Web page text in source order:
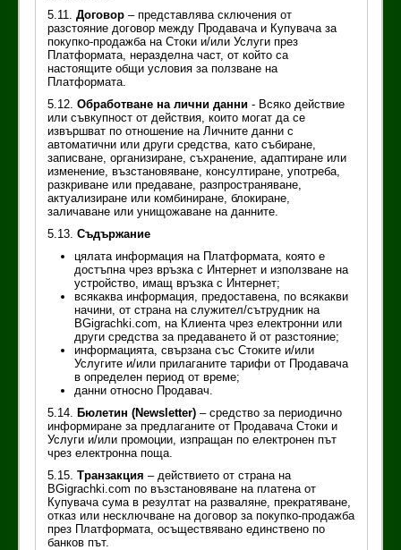
5.11.Договор – представлява сключения от
разстояние договор между Продавача и Купувача за
покупко-продажба на Стоки и/или Услуги през
Платформата, неразделна част, от който са
настоящите общи условия за ползване на
Платформата.
5.12.Обработване на лични данни - Всяко действие
или съвкупност от действия, които могат да се
извършват по отношение на Личните данни с
автоматични или други средства, като събиране,
записване, организиране, съхранение, адаптиране или
изменение, възстановяване, консултиране, употреба,
разкриване или предаване, разпространяване,
актуализиране или комбиниране, блокиране,
заличаване или унищожаване на данните.
5.13.Съдържание
цялата информация на Платформата, която е
достъпна чрез връзка с Интернет и използване на
устройство, имащ връзка с Интернет;
всякаква информация, предоставена, по всякакви
начини, от страна на служител/сътрудник на
BGigrachki.com, на Клиента чрез електронни или
други средства за предаването й от разстояние;
информацията, свързана със Стоките и/или
Услугите и/или прилаганите тарифи от Продавача
в определен период от време;
данни относно Продавач.
5.14.Бюлетин (Newsletter) – средство за периодично
информиране за предлаганите от Продавача Стоки и
Услуги и/или промоции, изпращан по електронен път
чрез електронна поща.
5.15.Транзакция – действието от страна на
BGigrachki.com по възстановяване на платена от
Купувача сума в резултат на разваляне, прекратяване,
отказ или несключване на договор за покупко-продажба
през Платформата, осъществявано единствено по
банков път.